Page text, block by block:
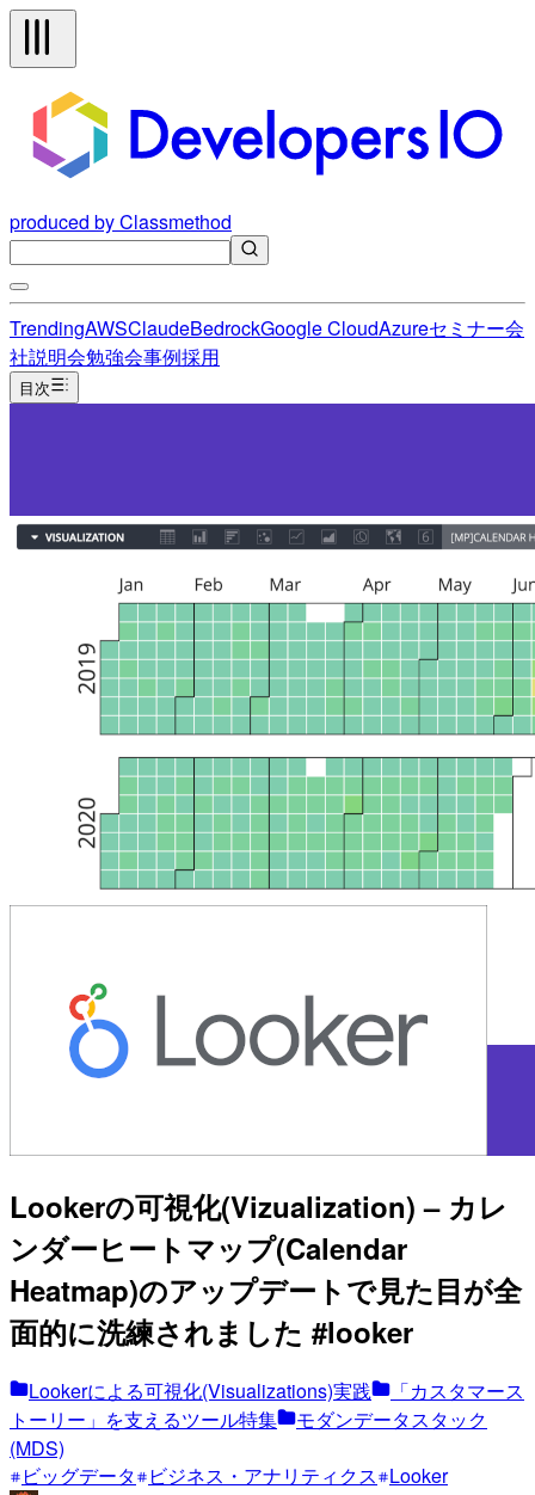
produced by Classmethod
TrendingAWSClaudeBedrockGoogle CloudAzureセミナー会
社説明会勉強会事例採用
目次
Lookerの可視化(Vizualization) – カレ
ンダーヒートマップ(Calendar
Heatmap)のアップデートで見た目が全
面的に洗練されました #looker
Lookerによる可視化(Visualizations)実践
「カスタマース
トーリー」を支えるツール特集
モダンデータスタック
(MDS)
ビッグデータ
ビジネス・アナリティクス Looker